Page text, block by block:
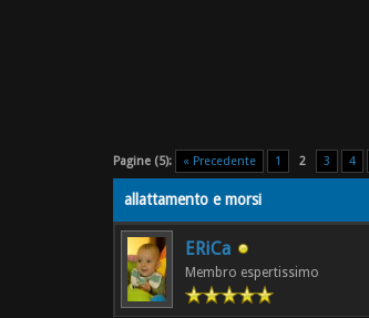
Pagine (5): « Precedente 1 2 3 4
allattamento e morsi
ERiCa
Membro espertissimo